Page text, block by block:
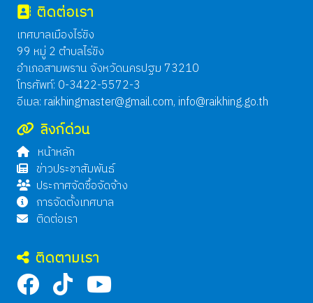
ติดต่อเรา
เทศบาลเมืองไร่ขิง
99 หมู่ 2 ตำบลไร่ขิง
อำเภอสามพราน จังหวัดนครปฐม 73210
โทรศัพท์: 0-3422-5572-3
อีเมล: raikhingmaster@gmail.com, info@raikhing.go.th
ลิงก์ด่วน
หน้าหลัก
ข่าวประชาสัมพันธ์
ประกาศจัดซื้อจัดจ้าง
การจัดตั้งเทศบาล
ติดต่อเรา
ติดตามเรา